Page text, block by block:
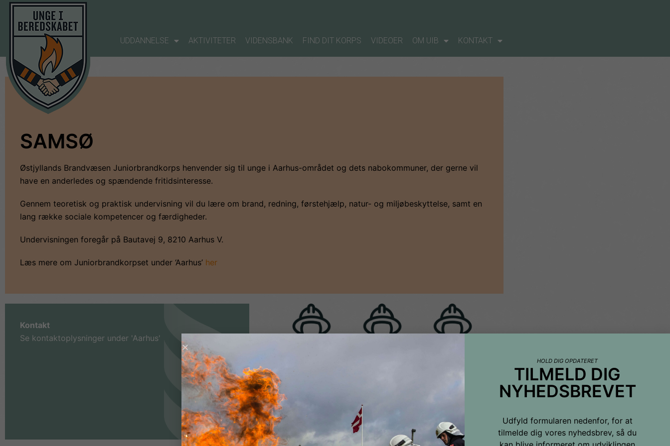
UDDANNELSE AKTIVITETER VIDENSBANK FIND DIT KORPS VIDEOER OM UIB KONTAKT
SAMSØ
Østjyllands Brandvæsen Juniorbrandkorps henvender sig til unge i Aarhus-området og dets nabokommuner, der gerne vil
have en anderledes og spændende fritidsinteresse.
Gennem teoretisk og praktisk undervisning vil du lære om brand, redning, førstehjælp, natur- og miljøbeskyttelse, samt en
lang række sociale kompetencer og færdigheder.
Undervisningen foregår på Bautavej 9, 8210 Aarhus V.
Læs mere om Juniorbrandkorpset under ‘Aarhus’ her
Kontakt
Se kontaktoplysninger under 'Aarhus'
HOLD DIG OPDATERET
TILMELD DIG
NYHEDSBREVET
Udfyld formularen nedenfor, for at
tilmelde dig vores nyhedsbrev, så du